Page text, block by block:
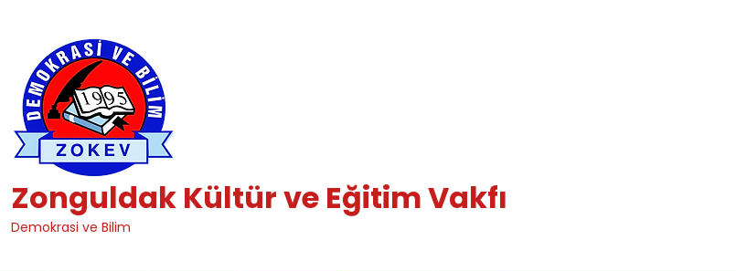
content
Zonguldak Kültür ve Eğitim Vakfı
Demokrasi ve Bilim